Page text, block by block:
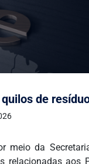
de
meio da
relacionadas aos